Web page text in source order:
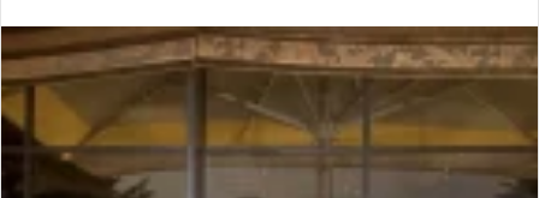
email